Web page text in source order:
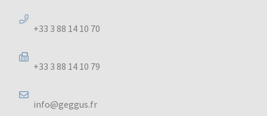
+33 3 88 14 10 70
+33 3 88 14 10 79
info@geggus.fr